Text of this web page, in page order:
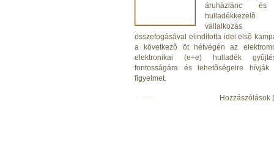
áruházlánc
hulladékkezelõ
vállalkozás
összefogásával elindította idei elsõ
a következõ öt hétvégén az
elektronikai (e+e) hulladék
fontosságára és lehetõségeire
figyelmet.
Hozzászólások